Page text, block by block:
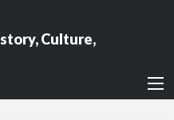
Culture,